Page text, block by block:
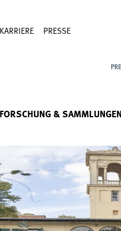
KARRIERE PRESSE
FORSCHUNG & SAMMLUNGEN